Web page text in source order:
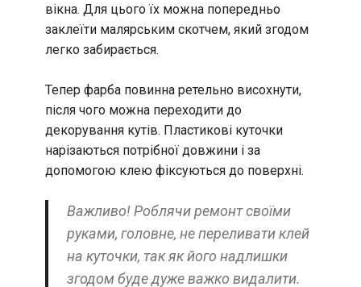
вікна. Для цього їх можна попередньо
заклеїти малярським скотчем, який згодом
легко забирається.
Тепер фарба повинна ретельно висохнути,
після чого можна переходити до
декорування кутів. Пластикові куточки
нарізаються потрібної довжини і за
допомогою клею фіксуються до поверхні.
Важливо! Роблячи ремонт своїми
руками, головне, не переливати клей
на куточки, так як його надлишки
згодом буде дуже важко видалити.